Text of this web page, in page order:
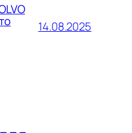
14.08.2025